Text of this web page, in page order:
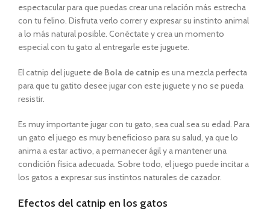
espectacular para que puedas crear una relación más estrecha
con tu felino. Disfruta verlo correr y expresar su instinto animal
a lo más natural posible. Conéctate y crea un momento
especial con tu gato al entregarle este juguete.
El catnip del juguete de Bola de catnip es una mezcla perfecta
para que tu gatito desee jugar con este juguete y no se pueda
resistir.
Es muy importante jugar con tu gato, sea cual sea su edad. Para
un gato el juego es muy beneficioso para su salud, ya que lo
anima a estar activo, a permanecer ágil y a mantener una
condición física adecuada. Sobre todo, el juego puede incitar a
los gatos a expresar sus instintos naturales de cazador.
Efectos del catnip en los gatos